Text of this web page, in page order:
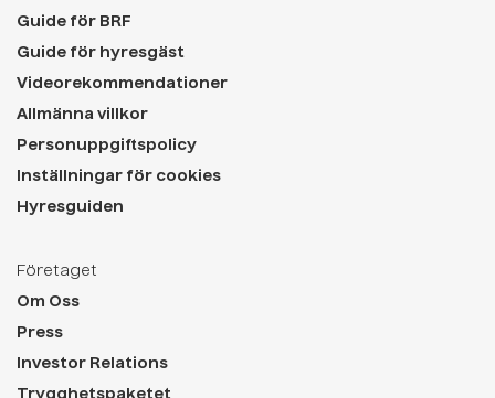
Guide för BRF
Guide för hyresgäst
Videorekommendationer
Allmänna villkor
Personuppgiftspolicy
Inställningar för cookies
Hyresguiden
Företaget
Om Oss
Press
Investor Relations
Trygghetspaketet